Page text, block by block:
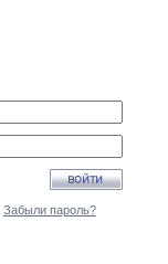
Забыли пароль?